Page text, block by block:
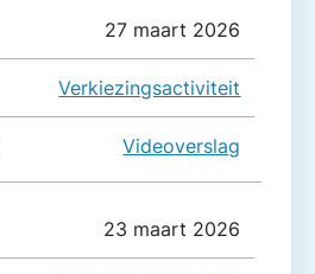
27 maart 2026
Verkiezingsactiviteit
Videoverslag
23 maart 2026